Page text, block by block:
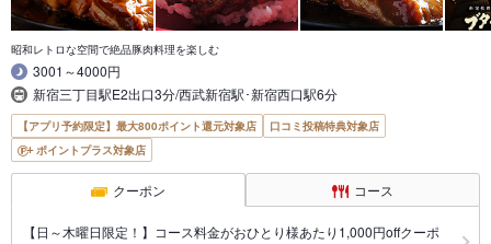
昭和レトロな空間で絶品豚肉料理を楽しむ
3001～4000円
新宿三丁目駅E2出口3分/西武新宿駅･新宿西口駅6分
【アプリ予約限定】最大800ポイント還元対象店
口コミ投稿特典対象店
ポイントプラス対象店
クーポン コース
【日～木曜日限定！】コース料金がおひとり様あたり1,000円offクーポ